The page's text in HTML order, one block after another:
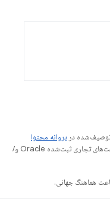
توصیف‌شده در پروانه محتوا
هستند. جاوا و OpenJDK علامت‌های تجاری یا علامت‌های تجاری ثبت‌شده Oracle و/